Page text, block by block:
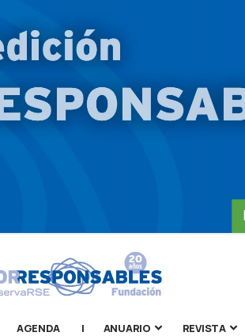
AGENDA | ANUARIO REVISTA